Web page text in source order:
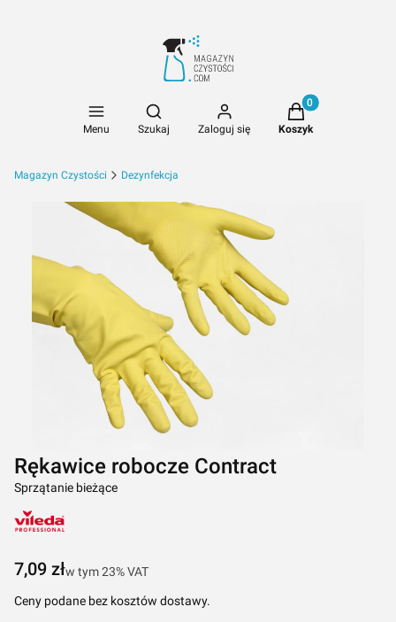
Menu
Otwórz wyszukiwarkę
Szukaj Zaloguj się
Produkty w
Koszyk
Magazyn Czystości Dezynfekcja
Rękawice robocze Contract
Sprzątanie bieżące
Cena
7,09 złw tym 23% VAT
w tym23%VAT
Ceny podane bez kosztów dostawy.